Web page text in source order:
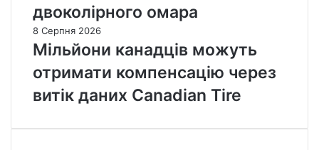
двоколірного омара
8 Серпня 2026
Мільйони канадців можуть
отримати компенсацію через
витік даних Canadian Tire